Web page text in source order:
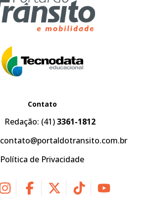
Contato
Redação: (41)3361-1812
contato@portaldotransito.com.br
Política de Privacidade